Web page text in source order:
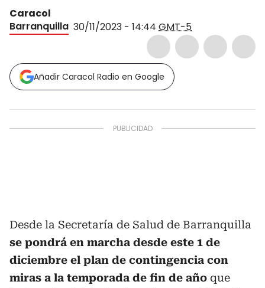
Caracol
Barranquilla 30/11/2023 - 14:44 GMT-5
Añadir Caracol Radio en Google
Desde la Secretaría de Salud de Barranquilla
se pondrá en marcha desde este 1 de
diciembre el plan de contingencia con
miras a la temporada de fin de año que